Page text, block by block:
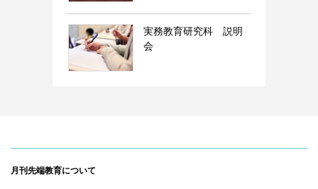
実務教育研究科 説明
会
月刊先端教育について